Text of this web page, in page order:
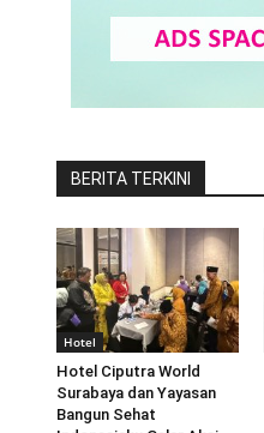
BERITA TERKINI
Hotel
Hotel Ciputra World
Surabaya dan Yayasan
Bangun Sehat